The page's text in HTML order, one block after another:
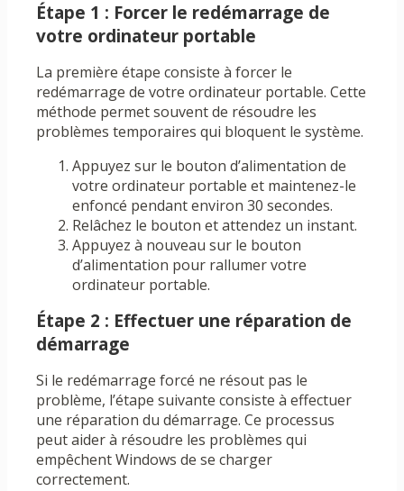
Étape 1 : Forcer le redémarrage de
votre ordinateur portable
La première étape consiste à forcer le
redémarrage de votre ordinateur portable. Cette
méthode permet souvent de résoudre les
problèmes temporaires qui bloquent le système.
Appuyez sur le bouton d’alimentation de
votre ordinateur portable et maintenez-le
enfoncé pendant environ 30 secondes.
Relâchez le bouton et attendez un instant.
Appuyez à nouveau sur le bouton
d’alimentation pour rallumer votre
ordinateur portable.
Étape 2 : Effectuer une réparation de
démarrage
Si le redémarrage forcé ne résout pas le
problème, l’étape suivante consiste à effectuer
une réparation du démarrage. Ce processus
peut aider à résoudre les problèmes qui
empêchent Windows de se charger
correctement.